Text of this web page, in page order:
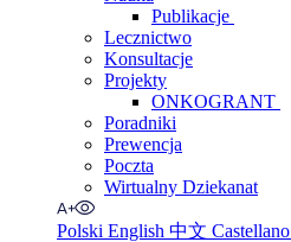
Publikacje
Lecznictwo
Konsultacje
Projekty
ONKOGRANT
Poradniki
Prewencja
Poczta
Wirtualny Dziekanat
Polski English 中文 Castellano